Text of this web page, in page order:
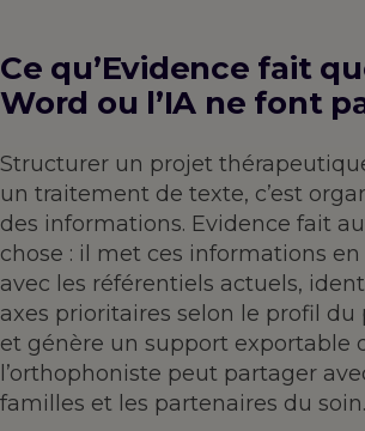
Ce qu’Evidence fait
Word ou l’IA ne font
Structurer un projet
un traitement de texte, c’est
des informations. Evidence fait
chose : il met ces informations
avec les référentiels actuels,
axes prioritaires selon le profil du
et génère un support exportable
l’orthophoniste peut partager
familles et les partenaires du soin.